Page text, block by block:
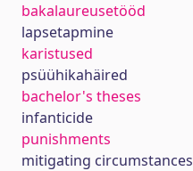
bakalaureusetööd
lapsetapmine
karistused
psüühikahäired
bachelor's theses
infanticide
punishments
mitigating circumstances